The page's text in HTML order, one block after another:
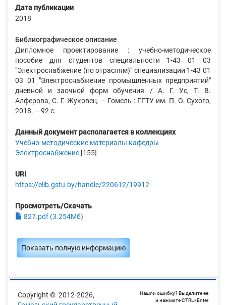
Дата публикации
2018
Библиографическое описание
Дипломное проектирование : учебно-методическое
пособие для студентов специальности 1-43 01 03
"Электроснабжение (по отраслям)" специализации 1-43 01
03 01 "Электроснабжение промышленных предприятий"
дневной и заочной форм обучения / А. Г. Ус, Т. В.
Алферова, С. Г. Жуковец. – Гомель : ГГТУ им. П. О. Сухого,
2018. – 92 с.
Данный документ располагается в коллекциях
Учебно-методические материалы кафедры
Электроснабжение [155]
URI
https://elib.gstu.by/handle/220612/19912
Просмотреть/Скачать
827.pdf (3.254Мб)
Показать полную информацию
Copyright © 2012-2026,
Нашли ошибку? Выделите ее
и нажмите CTRL+Enter